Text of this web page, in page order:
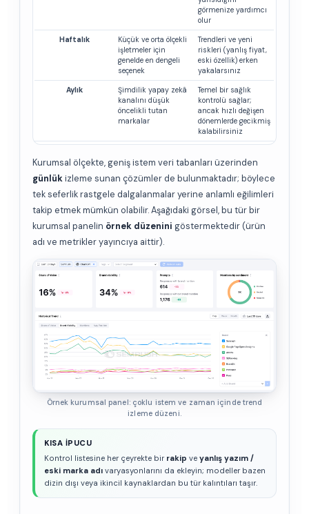
görmenize yardımcı
olur
Haftalık
Küçük ve orta ölçekli
işletmeler için
genelde en dengeli
seçenek
Trendleri ve yeni
riskleri (yanlış fiyat,
eski özellik) erken
yakalarsınız
Aylık
Şimdilik yapay zekâ
kanalını düşük
öncelikli tutan
markalar
Temel bir sağlık
kontrolü sağlar;
ancak hızlı değişen
dönemlerde gecikmiş
kalabilirsiniz
Kurumsal ölçekte, geniş istem veri tabanları üzerinden
günlükizleme sunan çözümler de bulunmaktadır; böylece
tek seferlik rastgele dalgalanmalar yerine anlamlı eğilimleri
takip etmek mümkün olabilir. Aşağıdaki görsel, bu tür bir
kurumsal panelin örnek düzenini göstermektedir (ürün
adı ve metrikler yayıncıya aittir).
Örnek kurumsal panel: çoklu istem ve zaman içinde trend
izleme düzeni.
KISA IPUCU
Kontrol listesine her çeyrekte bir rakip ve yanlış yazım /
eski marka adıvaryasyonlarını da ekleyin; modeller bazen
dizin dışı veya ikincil kaynaklardan bu tür kalıntıları taşır.